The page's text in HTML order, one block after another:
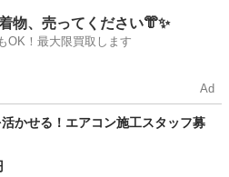
生産管理物、売ってください👘✨
OK！最大限買取します
Ad
かせる！エアコン施工スタッフ募